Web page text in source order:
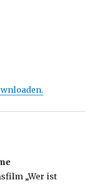
„Wer ist